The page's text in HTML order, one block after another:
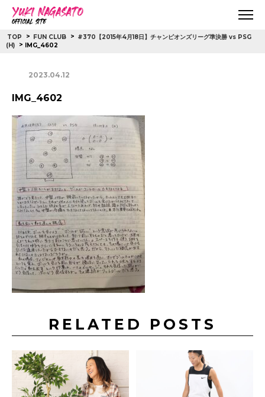
TOP > FUN CLUB > #370【2015年4月18日】チャンピオンズリーグ準決勝 vs PSG
(H)
> IMG_4602
2023.04.12
IMG_4602
RELATED POSTS